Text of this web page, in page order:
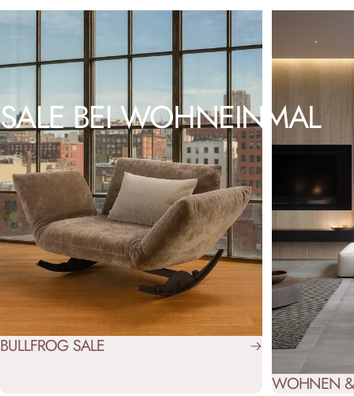
SALEBEIWOHNEINMAL
BULLFROG SALE
WOHNEN &